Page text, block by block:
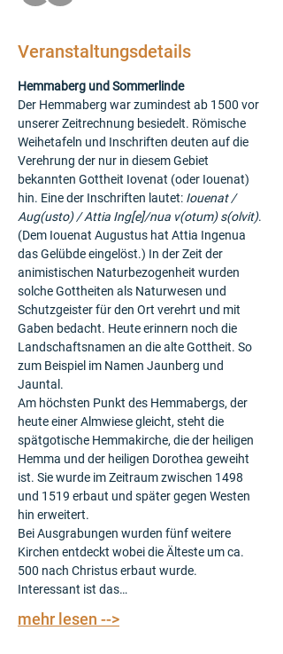
Veranstaltungsdetails
Hemmaberg und Sommerlinde
Der Hemmaberg war zumindest ab 1500 vor
unserer Zeitrechnung besiedelt. Römische
Weihetafeln und Inschriften deuten auf die
Verehrung der nur in diesem Gebiet
bekannten Gottheit Iovenat (oder Iouenat)
hin. Eine der Inschriften lautet: Iouenat /
Aug(usto) / Attia Ing[e]/nua v(otum) s(olvit).
(Dem Iouenat Augustus hat Attia Ingenua
das Gelübde eingelöst.) In der Zeit der
animistischen Naturbezogenheit wurden
solche Gottheiten als Naturwesen und
Schutzgeister für den Ort verehrt und mit
Gaben bedacht. Heute erinnern noch die
Landschaftsnamen an die alte Gottheit. So
zum Beispiel im Namen Jaunberg und
Jauntal.
Am höchsten Punkt des Hemmabergs, der
heute einer Almwiese gleicht, steht die
spätgotische Hemmakirche, die der heiligen
Hemma und der heiligen Dorothea geweiht
ist. Sie wurde im Zeitraum zwischen 1498
und 1519 erbaut und später gegen Westen
hin erweitert.
Bei Ausgrabungen wurden fünf weitere
Kirchen entdeckt wobei die Älteste um ca.
500 nach Christus erbaut wurde.
Interessant ist das…
mehr lesen -->